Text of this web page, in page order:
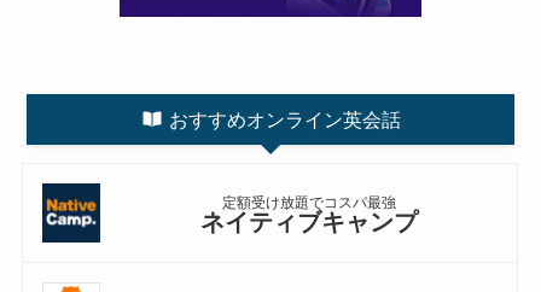
おすすめオンライン英会話
定額受け放題でコスパ最強
ネイティブキャンプ